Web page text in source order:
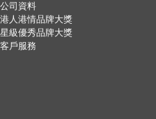
公司資料
港人港情品牌大獎
星級優秀品牌大獎
客戶服務